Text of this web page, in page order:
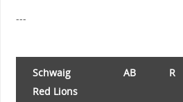
---
Schwaig
Red Lions
AB R